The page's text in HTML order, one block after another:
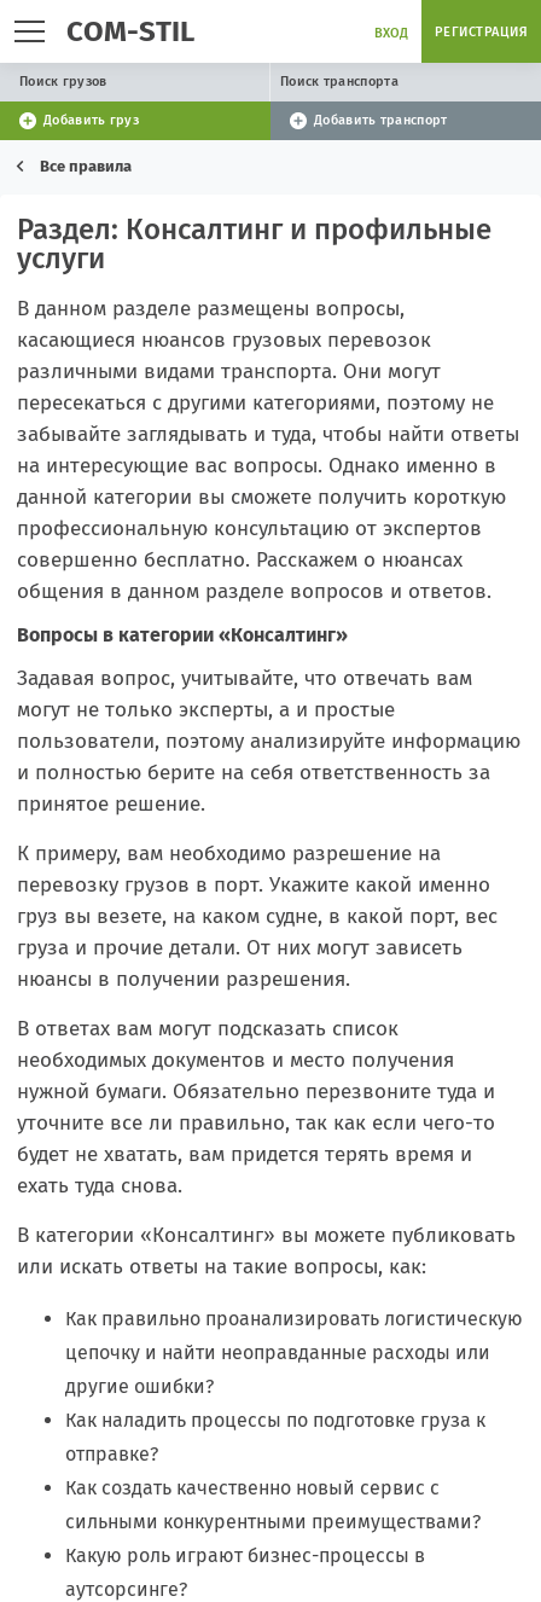
COM-STIL ВХОД РЕГИСТРАЦИЯ
Поиск грузов Поиск транспорта
Добавить груз Добавить транспорт
Все правила
Раздел: Консалтинг и профильные
услуги
В данном разделе размещены вопросы,
касающиеся нюансов грузовых перевозок
различными видами транспорта. Они могут
пересекаться с другими категориями, поэтому не
забывайте заглядывать и туда, чтобы найти ответы
на интересующие вас вопросы. Однако именно в
данной категории вы сможете получить короткую
профессиональную консультацию от экспертов
совершенно бесплатно. Расскажем о нюансах
общения в данном разделе вопросов и ответов.
Вопросы в категории «Консалтинг»
Задавая вопрос, учитывайте, что отвечать вам
могут не только эксперты, а и простые
пользователи, поэтому анализируйте информацию
и полностью берите на себя ответственность за
принятое решение.
К примеру, вам необходимо разрешение на
перевозку грузов в порт. Укажите какой именно
груз вы везете, на каком судне, в какой порт, вес
груза и прочие детали. От них могут зависеть
нюансы в получении разрешения.
В ответах вам могут подсказать список
необходимых документов и место получения
нужной бумаги. Обязательно перезвоните туда и
уточните все ли правильно, так как если чего-то
будет не хватать, вам придется терять время и
ехать туда снова.
В категории «Консалтинг» вы можете публиковать
или искать ответы на такие вопросы, как:
Как правильно проанализировать логистическую
цепочку и найти неоправданные расходы или
другие ошибки?
Как наладить процессы по подготовке груза к
отправке?
Как создать качественно новый сервис с
сильными конкурентными преимуществами?
Какую роль играют бизнес-процессы в
аутсорсинге?